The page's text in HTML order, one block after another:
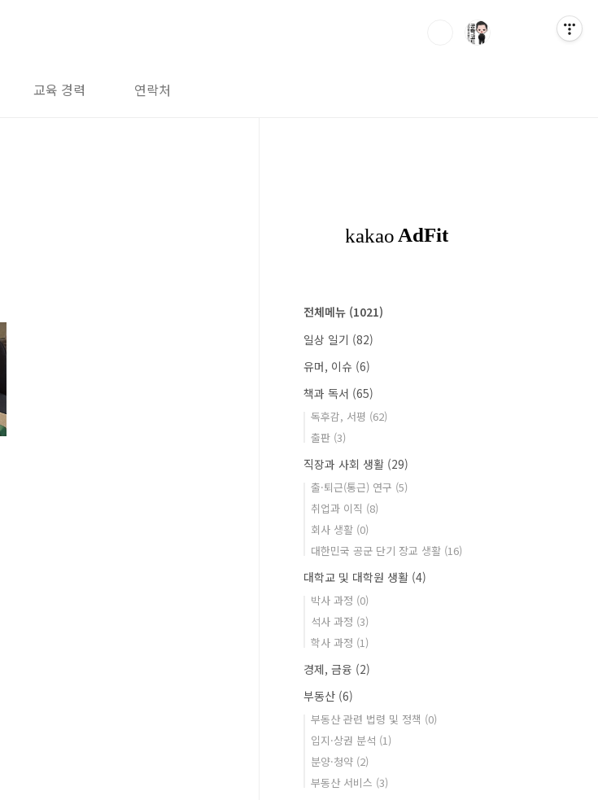
교육 경력 연락처
전체메뉴 (1021)
일상 일기 (82)
유머, 이슈 (6)
책과 독서 (65)
독후감, 서평 (62)
출판 (3)
직장과 사회 생활 (29)
출·퇴근(통근) 연구 (5)
취업과 이직 (8)
회사 생활 (0)
대한민국 공군 단기 장교 생활 (16)
대학교 및 대학원 생활 (4)
박사 과정 (0)
석사 과정 (3)
학사 과정 (1)
경제, 금융 (2)
부동산 (6)
부동산 관련 법령 및 정책 (0)
입지·상권 분석 (1)
분양·청약 (2)
부동산 서비스 (3)